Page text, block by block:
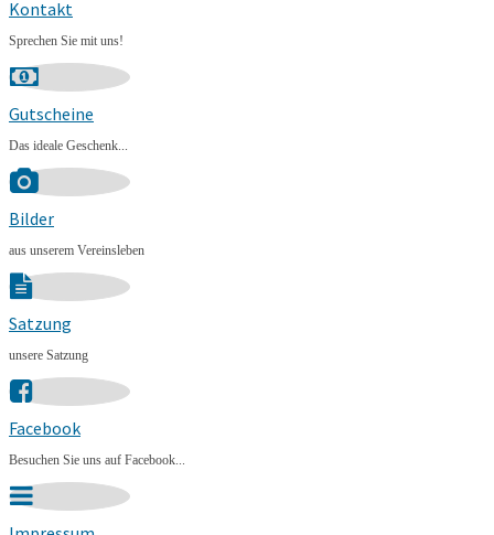
Kontakt
Sprechen Sie mit uns!
Gutscheine
Das ideale Geschenk...
Bilder
aus unserem Vereinsleben
Satzung
unsere Satzung
Facebook
Besuchen Sie uns auf Facebook...